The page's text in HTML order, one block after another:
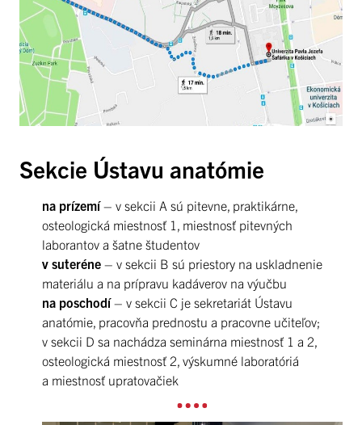
Sekcie Ústavu anatómie
na prízemí– v sekcii A sú pitevne, praktikárne,
osteologická miestnosť 1, miestnosť pitevných
laborantov a šatne študentov
v suteréne – v sekcii B sú priestory na uskladnenie
materiálu a na prípravu kadáverov na výučbu
na poschodí– v sekcii C je sekretariát Ústavu
anatómie, pracovňa prednostu a pracovne učiteľov;
v sekcii D sa nachádza seminárna miestnosť 1 a 2,
osteologická miestnosť 2, výskumné laboratóriá
a miestnosť upratovačiek